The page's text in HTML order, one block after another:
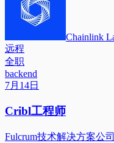
Chainlink
远程
全职
backend
7月14日
Cribl工程师
Fulcrum技术解决方案公